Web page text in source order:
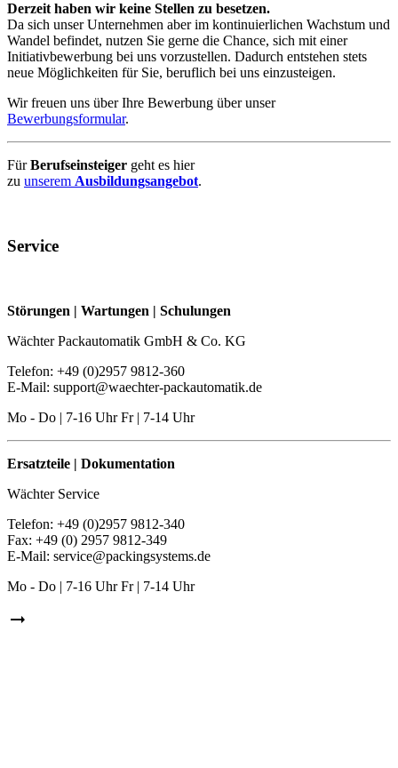
Derzeit haben wir keine Stellen zu besetzen.
Da sich unser Unternehmen aber im kontinuierlichen Wachstum und
Wandel befindet, nutzen Sie gerne die Chance, sich mit einer
Initiativbewerbung bei uns vorzustellen. Dadurch entstehen stets
neue Möglichkeiten für Sie, beruflich bei uns einzusteigen.
Wir freuen uns über Ihre Bewerbung über unser
Bewerbungsformular.
FürBerufseinsteiger geht es hier
zu unserem Ausbildungsangebot.
Service
Störungen | Wartungen | Schulungen
Wächter Packautomatik GmbH & Co. KG
Telefon: +49 (0)2957 9812-360
E-Mail: support@waechter-packautomatik.de
Mo - Do | 7-16 Uhr Fr | 7-14 Uhr
Ersatzteile | Dokumentation
Wächter Service
Telefon: +49 (0)2957 9812-340
Fax: +49 (0) 2957 9812-349
E-Mail: service@packingsystems.de
Mo - Do | 7-16 Uhr Fr | 7-14 Uhr